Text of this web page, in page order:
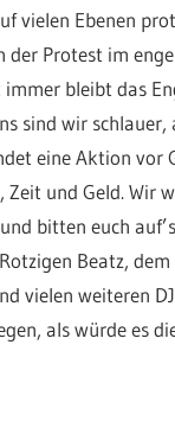
vielen Ebenen
der Protest im
bleibt das
sind wir schlauer,
eine Aktion vor
und Geld. Wir
bitten euch
Beatz,
vielen weiteren
als würde es